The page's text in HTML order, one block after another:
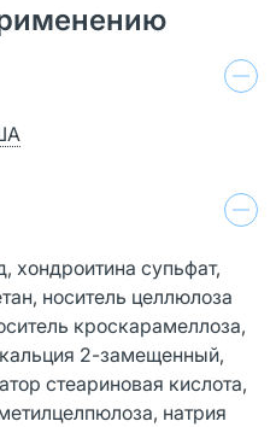
хондроитина супьфат,
носитель целлюлоза
кроскарамеллоза,
2-замещенный,
стеариновая кислота,
натрия